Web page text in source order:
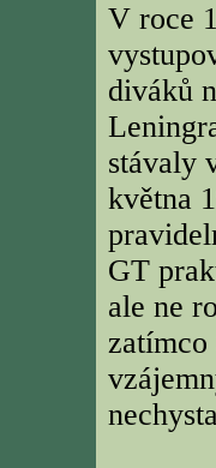
V roce
diváků
stávaly
května
GT
ale ne